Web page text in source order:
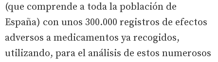
(que comprende a toda la población de
España) con unos 300.000 registros de efectos
adversos a medicamentos ya recogidos,
utilizando, para el análisis de estos numerosos